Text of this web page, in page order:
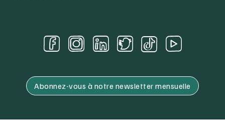
Abonnez-vous à notre newsletter mensuelle